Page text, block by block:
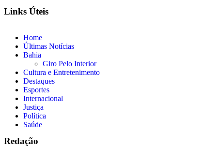
Links Úteis
Home
Últimas Notícias
Bahia
Giro Pelo Interior
Cultura e Entretenimento
Destaques
Esportes
Internacional
Justiça
Política
Saúde
Redação